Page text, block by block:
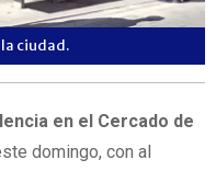
ciudad.
en el Cercado de
domingo, con al